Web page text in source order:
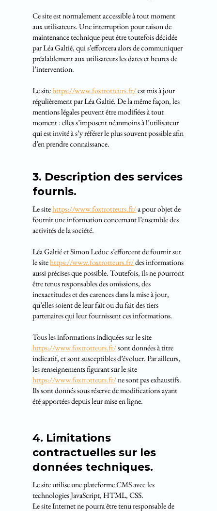
Ce site est normalement accessible à tout moment
aux utilisateurs. Une interruption pour raison de
maintenance technique peut être toutefois décidée
par Léa Galtié, qui s’efforcera alors de communiquer
préalablement aux utilisateurs les dates et heures de
l’intervention.
Le sitehttps://www.foxtrotteurs.fr/est mis à jour
régulièrement par Léa Galtié. De la même façon, les
mentions légales peuvent être modifiées à tout
moment : elles s’imposent néanmoins à l’utilisateur
qui est invité à s’y référer le plus souvent possible afin
d’en prendre connaissance.
3. Description des services
fournis.
Le sitehttps://www.foxtrotteurs.fr/a pour objet de
fournir une information concernant l’ensemble des
activités de la société.
Léa Galtié et Simon Leduc s’efforcent de fournir sur
le sitehttps://www.foxtrotteurs.fr/des informations
aussi précises que possible. Toutefois, ils ne pourront
être tenus responsables des omissions, des
inexactitudes et des carences dans la mise à jour,
qu’elles soient de leur fait ou du fait des tiers
partenaires qui leur fournissent ces informations.
Tous les informations indiquées sur le site
https://www.foxtrotteurs.fr/sont données à titre
indicatif, et sont susceptibles d’évoluer. Par ailleurs,
les renseignements figurant sur le site
https://www.foxtrotteurs.fr/ne sont pas exhaustifs.
Ils sont donnés sous réserve de modifications ayant
été apportées depuis leur mise en ligne.
4. Limitations
contractuelles sur les
données techniques.
Le site utilise une plateforme CMS avec les
technologies JavaScript, HTML, CSS.
Le site Internet ne pourra être tenu responsable de